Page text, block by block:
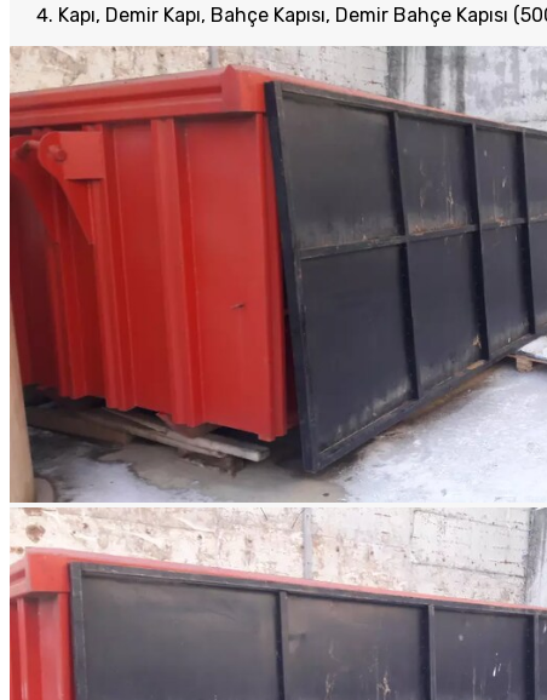
Kapı, Demir Kapı, Bahçe Kapısı, Demir Bahçe Kapısı